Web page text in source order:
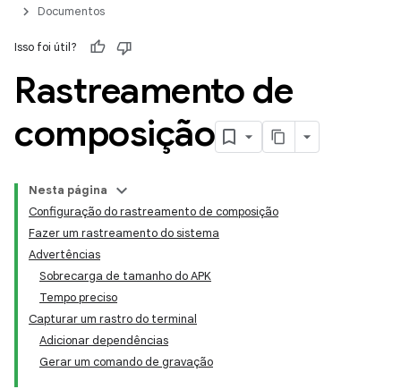
Documentos
Isso foi útil?
Rastreamento de
composição
Nesta página
Configuração do rastreamento de composição
Fazer um rastreamento do sistema
Advertências
Sobrecarga de tamanho do APK
Tempo preciso
Capturar um rastro do terminal
Adicionar dependências
Gerar um comando de gravação